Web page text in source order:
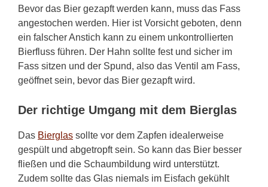
Bevor das Bier gezapft werden kann, muss das Fass
angestochen werden. Hier ist Vorsicht geboten, denn
ein falscher Anstich kann zu einem unkontrollierten
Bierfluss führen. Der Hahn sollte fest und sicher im
Fass sitzen und der Spund, also das Ventil am Fass,
geöffnet sein, bevor das Bier gezapft wird.
Der richtige Umgang mit dem Bierglas
Das Bierglas sollte vor dem Zapfen idealerweise
gespült und abgetropft sein. So kann das Bier besser
fließen und die Schaumbildung wird unterstützt.
Zudem sollte das Glas niemals im Eisfach gekühlt